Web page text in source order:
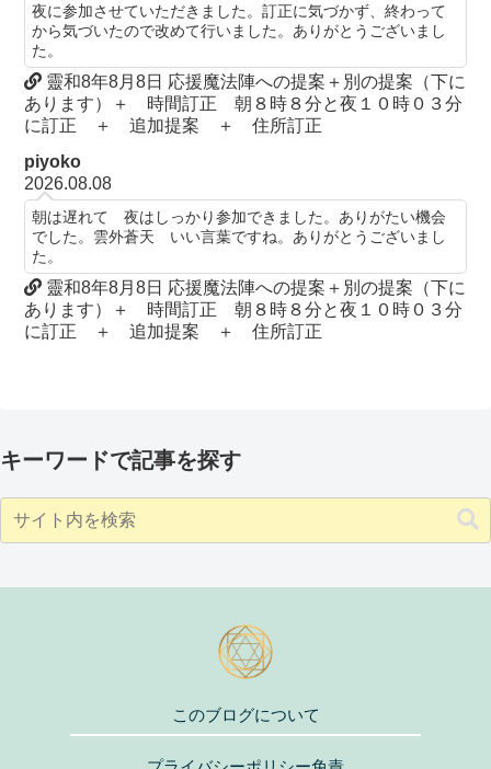
夜に参加させていただきました。訂正に気づかず、終わって
から気づいたので改めて行いました。ありがとうございまし
た。
靈和8年8月8日 応援魔法陣への提案＋別の提案（下に
あります）＋ 時間訂正 朝８時８分と夜１０時０３分
に訂正 ＋ 追加提案 ＋ 住所訂正
piyoko
2026.08.08
朝は遅れて 夜はしっかり参加できました。ありがたい機会
でした。雲外蒼天 いい言葉ですね。ありがとうございまし
た。
靈和8年8月8日 応援魔法陣への提案＋別の提案（下に
あります）＋ 時間訂正 朝８時８分と夜１０時０３分
に訂正 ＋ 追加提案 ＋ 住所訂正
キーワードで記事を探す
このブログについて